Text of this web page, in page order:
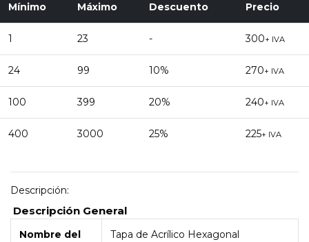
Mínimo Máximo Descuento Precio
1 23 - 300+ IVA
24 99 10% 270+ IVA
100 399 20% 240+ IVA
400 3000 25% 225+ IVA
Descripción:
Descripción General
Nombre del
Tapa de Acrílico Hexagonal